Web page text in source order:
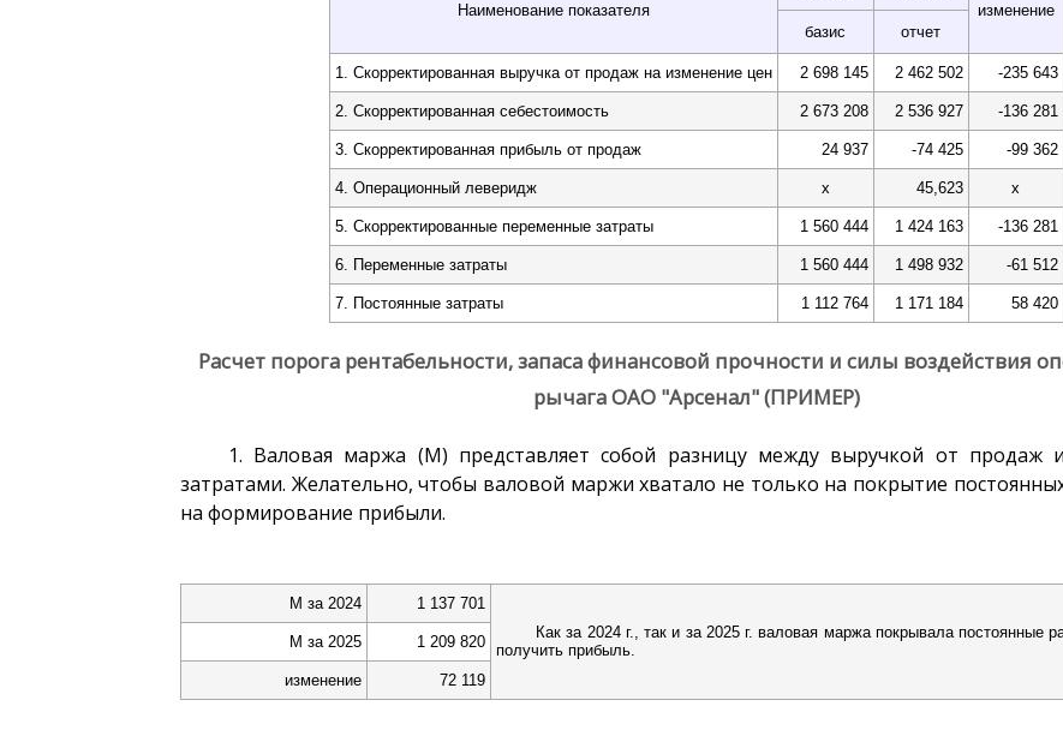
Наименование показателя
изменение
базис
отчет
1. Скорректированная выручка от продаж на изменение цен 2 698 145 2 462 502 -235 643
2. Скорректированная себестоимость 2 673 208 2 536 927 -136 281
3. Скорректированная прибыль от продаж 24 937 -74 425 -99 362
4. Операционный леверидж x 45,623 x
5. Скорректированные переменные затраты 1 560 444 1 424 163 -136 281
6. Переменные затраты 1 560 444 1 498 932 -61 512
7. Постоянные затраты 1 112 764 1 171 184 58 420
Расчет порога рентабельности, запаса финансовой прочности и силы воздействия
рычага ОАО "Арсенал" (ПРИМЕР)
1. Валовая маржа (М) представляет собой разницу между выручкой от продаж
затратами. Желательно, чтобы валовой маржи хватало не только на покрытие
на формирование прибыли.
М за 2024
1 137 701
Как за 2024 г., так и за 2025 г. валовая маржа покрывала постоянные
получить прибыль.
М за 2025 1 209 820
изменение 72 119